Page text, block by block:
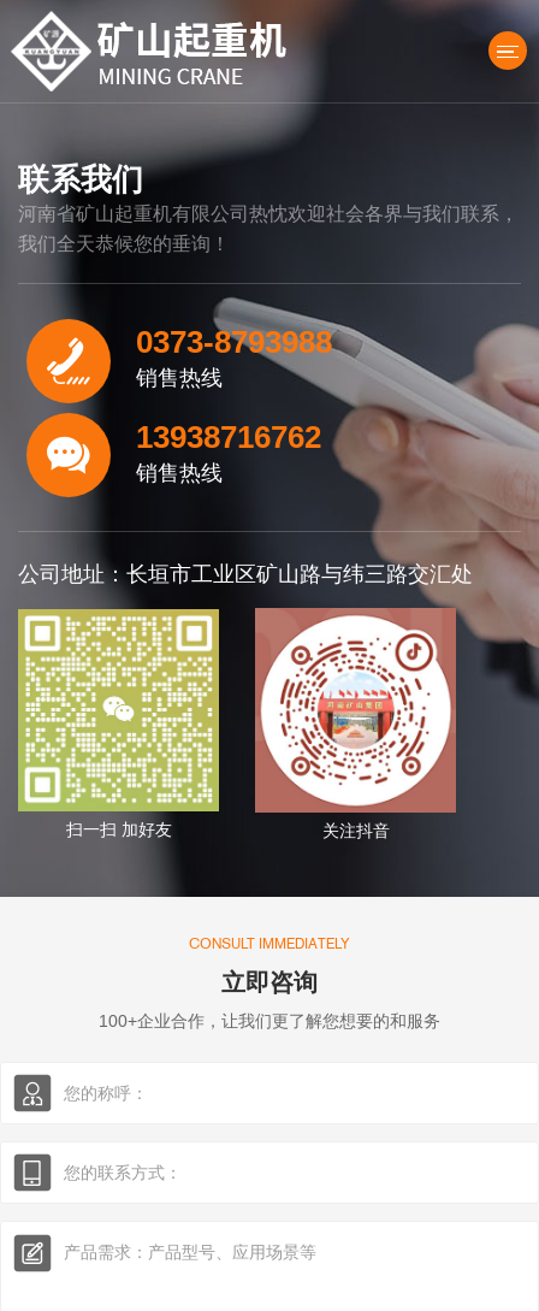
关于我们
联系我们
河南省矿山起重机有限公司热忱欢迎社会各界与我们联系，
我们全天恭候您的垂询！
0373-8793988
销售热线
13938716762
销售热线
公司地址：长垣市工业区矿山路与纬三路交汇处
扫一扫 加好友 关注抖音
CONSULT IMMEDIATELY
立即咨询
100+企业合作，让我们更了解您想要的和服务